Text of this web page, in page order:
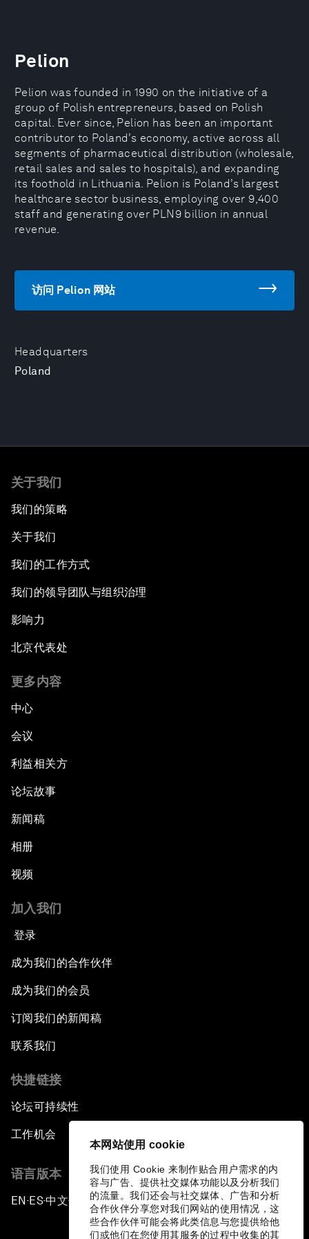
本网站使用 cookie
我们使用 Cookie 来制作贴合用户需求的内
容与广告、提供社交媒体功能以及分析我们
的流量。我们还会与社交媒体、广告和分析
合作伙伴分享您对我们网站的使用情况，这
些合作伙伴可能会将此类信息与您提供给他
们或他们在您使用其服务的过程中收集的其
Headquarters
Poland
Pelion
Pelion was founded in 1990 on the initiative of a
group of Polish entrepreneurs, based on Polish
capital. Ever since, Pelion has been an important
contributor to Poland’s economy, active across all
segments of pharmaceutical distribution (wholesale,
retail sales and sales to hospitals), and expanding
its foothold in Lithuania. Pelion is Poland’s largest
healthcare sector business, employing over 9,400
staff and generating over PLN9 billion in annual
revenue.
访问 Pelion 网站
关于我们
我们的策略
关于我们
我们的工作方式
我们的领导团队与组织治理
影响力
北京代表处
更多内容
中心
会议
利益相关方
论坛故事
新闻稿
相册
视频
加入我们
登录
成为我们的合作伙伴
成为我们的会员
订阅我们的新闻稿
联系我们
快捷链接
论坛可持续性
工作机会
语言版本
EN ▪ES▪中文▪ 日本語